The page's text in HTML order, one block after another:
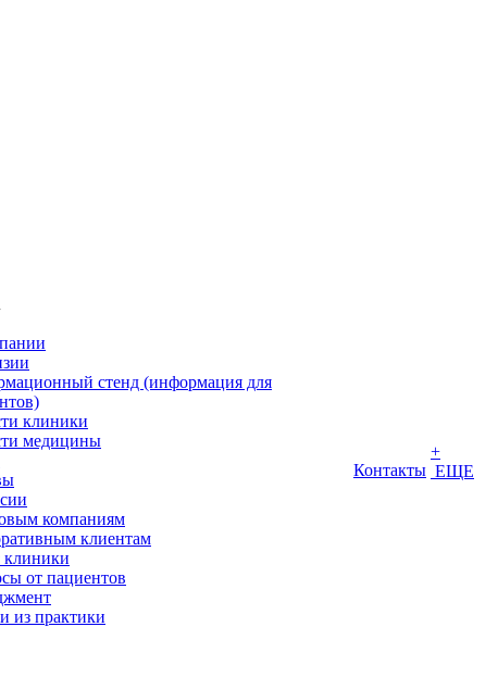
стенд (информация для
клиники
медицины
компаниям
клиентам
клиники
от пациентов
из практики
Контакты
+
ЕЩЕ